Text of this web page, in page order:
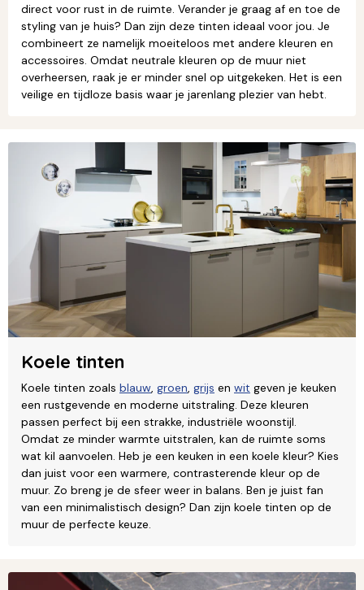
direct voor rust in de ruimte. Verander je graag af en toe de
styling van je huis? Dan zijn deze tinten ideaal voor jou. Je
combineert ze namelijk moeiteloos met andere kleuren en
accessoires. Omdat neutrale kleuren op de muur niet
overheersen, raak je er minder snel op uitgekeken. Het is een
veilige en tijdloze basis waar je jarenlang plezier van hebt.
Koele tinten
Koele tinten zoals blauw, groen, grijs en wit geven je keuken
een rustgevende en moderne uitstraling. Deze kleuren
passen perfect bij een strakke, industriële woonstijl.
Omdat ze minder warmte uitstralen, kan de ruimte soms
wat kil aanvoelen. Heb je een keuken in een koele kleur? Kies
dan juist voor een warmere, contrasterende kleur op de
muur. Zo breng je de sfeer weer in balans. Ben je juist fan
van een minimalistisch design? Dan zijn koele tinten op de
muur de perfecte keuze.